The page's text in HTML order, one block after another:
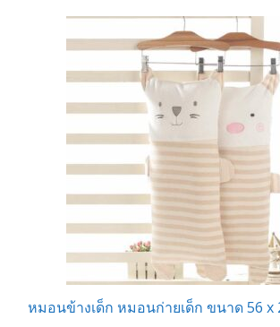
หมอนข้างเด็ก หมอนก่ายเด็ก ขนาด 56 x